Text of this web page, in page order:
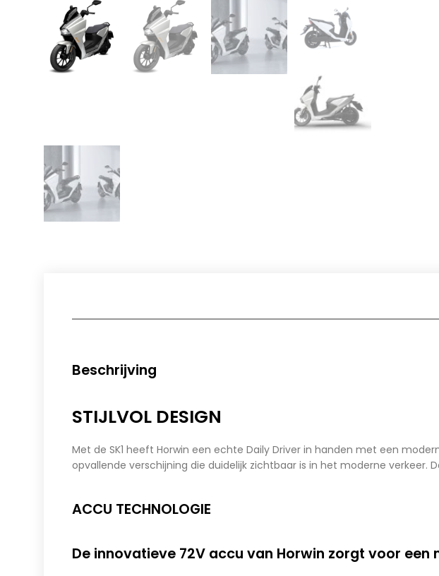
Beschrijving
STIJLVOL DESIGN
Met de SK1 heeft Horwin een echte Daily Driver in handen met een
opvallende verschijning die duidelijk zichtbaar is in het moderne verkeer.
ACCU TECHNOLOGIE
De innovatieve 72V accu van Horwin zorgt voor